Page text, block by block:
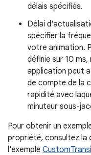
délais spécifiés.
Délai
spécifier la
votre animation.
définie sur 10
application peut
de compte de la
rapidité avec
minuteur sous-
Pour obtenir un
propriété, consultez la
l'exemple